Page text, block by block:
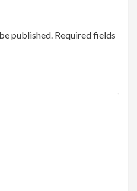
published. Required fields